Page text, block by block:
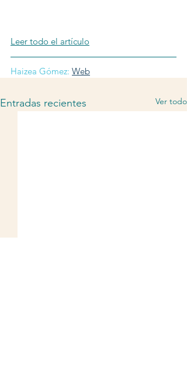
Leer todo el artículo
Haizea Gómez: Web
Entradas recientes Ver todo